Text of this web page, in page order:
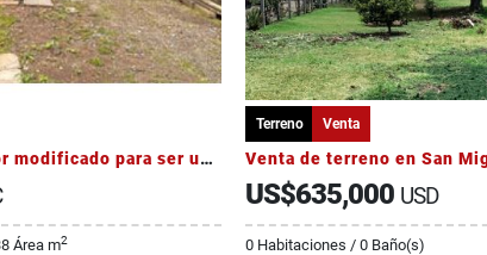
Terreno con Contenedor modificado para ser usado como una Vivienda
Área m2
Terreno Venta
US$635,000 USD
0 Habitaciones / 0 Baño(s)